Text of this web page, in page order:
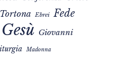
Ebrei Fede
Gesù Giovanni
Madonna